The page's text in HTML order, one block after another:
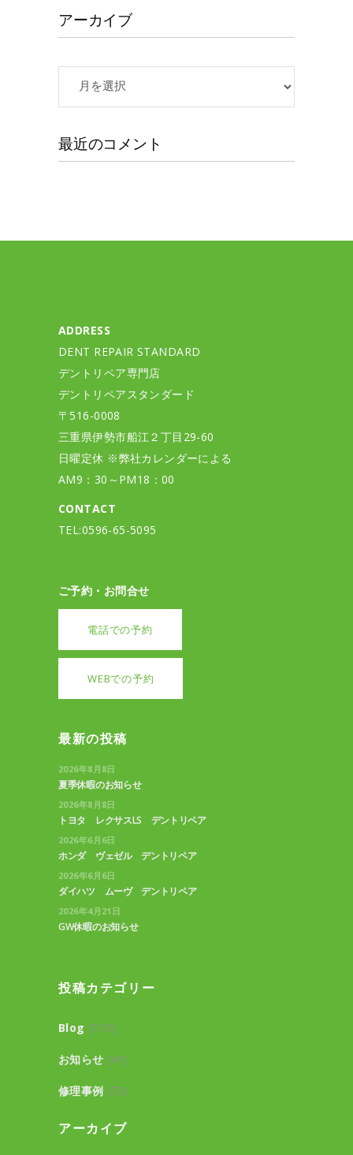
アーカイブ
ブ
最近のコメント
ADDRESS
DENT REPAIR STANDARD
デントリペア専門店
デントリペアスタンダード
〒516-0008
三重県伊勢市船江２丁目29-60
日曜定休 ※弊社カレンダーによる
AM9：30～PM18：00
CONTACT
TEL:0596-65-5095
ご予約・お問合せ
電話での予約
WEBでの予約
最新の投稿
2026年8月8日
夏季休暇のお知らせ
2026年8月8日
トヨタ レクサスLS デントリペア
2026年6月6日
ホンダ ヴェゼル デントリペア
2026年6月6日
ダイハツ ムーヴ デントリペア
2026年4月21日
GW休暇のお知らせ
投稿カテゴリー
Blog (113)
お知らせ (41)
修理事例 (72)
アーカイブ